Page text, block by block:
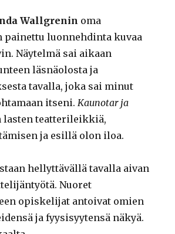
Wallgrenin oma
painettu luonnehdinta kuvaa
Näytelmä sai aikaan
läsnäolosta ja
tavalla, joka sai minut
itseni. Kaunotar ja
teatterileikkiä,
ja esillä olon iloa.
hellyttävällä tavalla aivan
Nuoret
opiskelijat antoivat omien
ja fyysisyytensä näkyä.